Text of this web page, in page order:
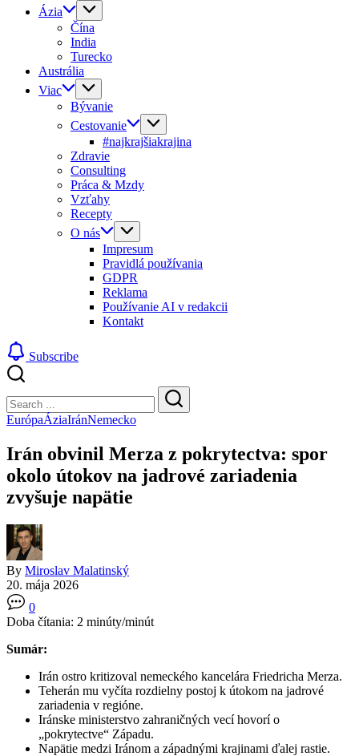
Ázia
Čína
India
Turecko
Austrália
Viac
Bývanie
Cestovanie
#najkrajšiakrajina
Zdravie
Consulting
Práca & Mzdy
Vzťahy
Recepty
O nás
Impresum
Pravidlá používania
GDPR
Reklama
Používanie AI v redakcii
Kontakt
Subscribe
Search
Search
EurópaÁziaIránNemecko
Irán obvinil Merza z pokrytectva: spor
okolo útokov na jadrové zariadenia
zvyšuje napätie
By Miroslav Malatinský
20. mája 2026
0
Doba čítania: 2 minúty/minút
Sumár:
Irán ostro kritizoval nemeckého kancelára Friedricha Merza.
Teherán mu vyčíta rozdielny postoj k útokom na jadrové
zariadenia v regióne.
Iránske ministerstvo zahraničných vecí hovorí o
„pokrytectve“ Západu.
Napätie medzi Iránom a západnými krajinami ďalej rastie.